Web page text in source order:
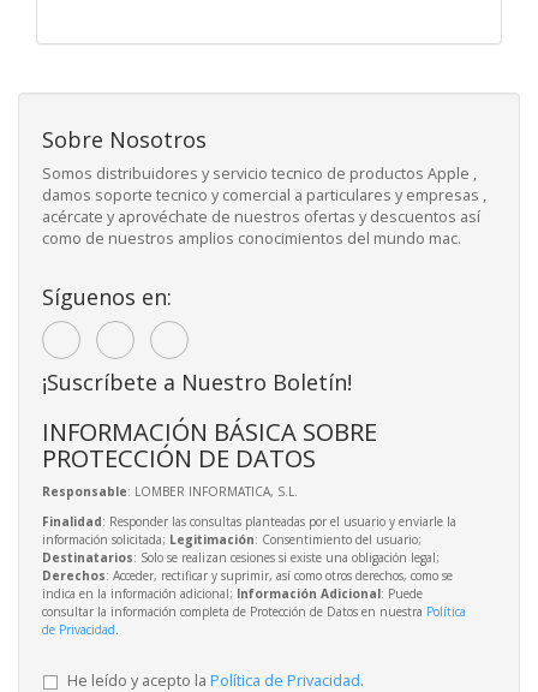
Sobre Nosotros
Somos distribuidores y servicio tecnico de productos Apple ,
damos soporte tecnico y comercial a particulares y empresas ,
acércate y aprovéchate de nuestros ofertas y descuentos así
como de nuestros amplios conocimientos del mundo mac.
Síguenos en:
¡Suscríbete a Nuestro Boletín!
INFORMACIÓN BÁSICA SOBRE
PROTECCIÓN DE DATOS
Responsable: LOMBER INFORMATICA, S.L.
Finalidad: Responder las consultas planteadas por el usuario y enviarle la
información solicitada; Legitimación: Consentimiento del usuario;
Destinatarios: Solo se realizan cesiones si existe una obligación legal;
Derechos: Acceder, rectificar y suprimir, así como otros derechos, como se
indica en la información adicional; Información Adicional: Puede
consultar la información completa de Protección de Datos en nuestra Política
de Privacidad
He leído y acepto la Política de Privacidad.